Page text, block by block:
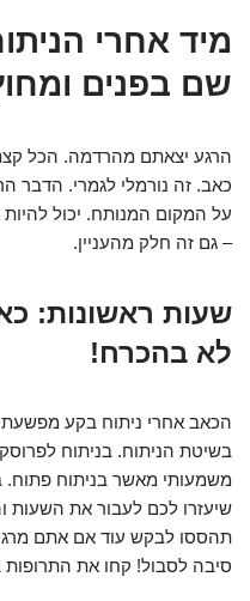
מיד אחרי
שם בפנים
הרגע יצאתם מהרדמה. הכל
כאב. זה נורמלי לגמרי. הדבר
על המקום המנותח. יכול
– גם זה חלק מהעניין.
שעות ראשונות:
לא בהכרח!
הכאב אחרי ניתוח בקע
בשיטת הניתוח. בניתוח
משמעותי מאשר בניתוח
שיעזרו לכם לעבור את השעות
תהססו לבקש עוד אם אתם
סיבה לסבול! קחו את